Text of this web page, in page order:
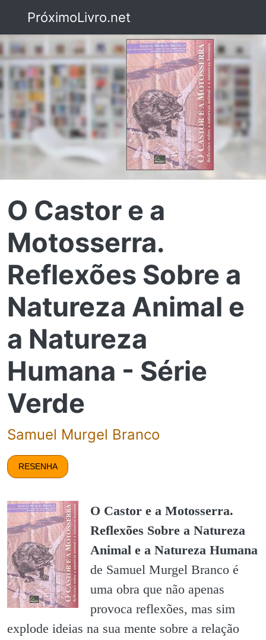
PróximoLivro.net
O Castor e a
Motosserra.
Reflexões Sobre a
Natureza Animal e
a Natureza
Humana - Série
Verde
Samuel Murgel Branco
RESENHA
O Castor e a Motosserra.
Reflexões Sobre a Natureza
Animal e a Natureza Humana
de Samuel Murgel Branco é
uma obra que não apenas
provoca reflexões, mas sim
explode ideias na sua mente sobre a relação